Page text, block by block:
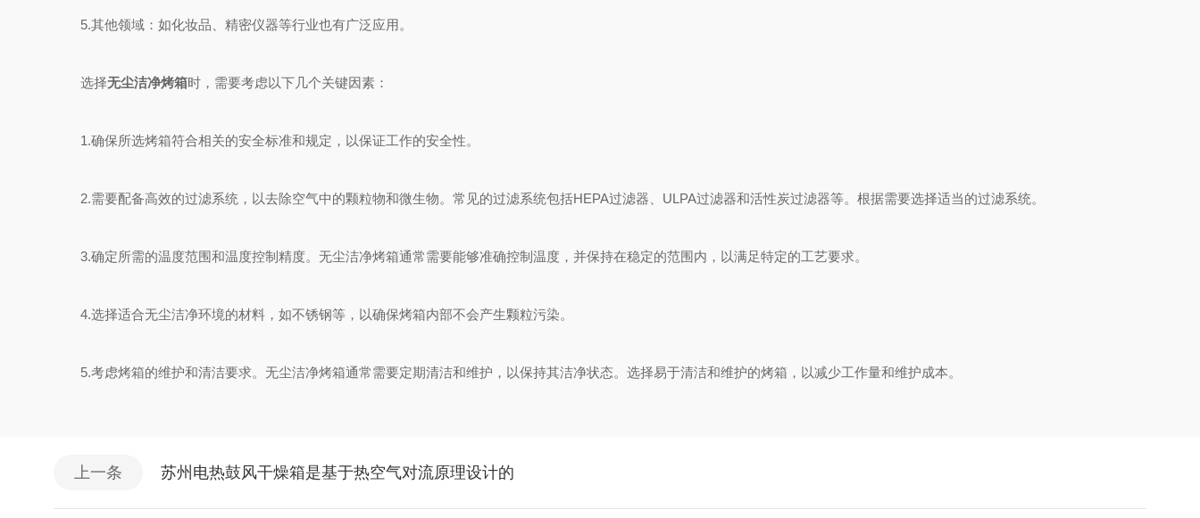
5.其他领域：如化妆品、精密仪器等行业也有广泛应用。
选择无尘洁净烤箱时，需要考虑以下几个关键因素：
1.确保所选烤箱符合相关的安全标准和规定，以保证工作的安全性。
2.需要配备高效的过滤系统，以去除空气中的颗粒物和微生物。常见的过滤系统包括HEPA过滤器、ULPA过滤器和活性炭过滤器等。根据需要选择适当的过滤系统。
3.确定所需的温度范围和温度控制精度。无尘洁净烤箱通常需要能够准确控制温度，并保持在稳定的范围内，以满足特定的工艺要求。
4.选择适合无尘洁净环境的材料，如不锈钢等，以确保烤箱内部不会产生颗粒污染。
5.考虑烤箱的维护和清洁要求。无尘洁净烤箱通常需要定期清洁和维护，以保持其洁净状态。选择易于清洁和维护的烤箱，以减少工作量和维护成本。
上一条 苏州电热鼓风干燥箱是基于热空气对流原理设计的